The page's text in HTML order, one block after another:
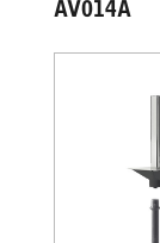
AV014A